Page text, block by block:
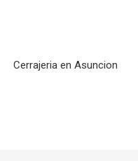
Cerrajeria en Asuncion